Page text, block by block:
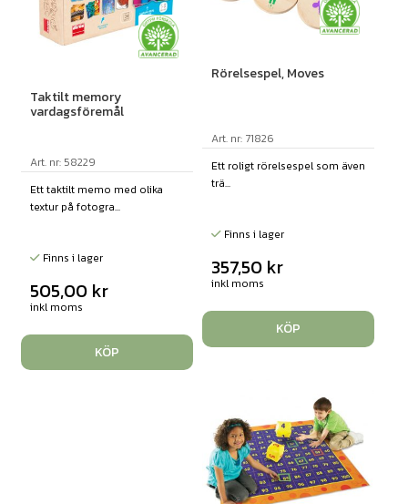
Taktilt memory
vardagsföremål
Art. nr: 58229
Ett taktilt memo med olika
textur på fotogra...
Finns i lager
505,00 kr
inkl moms
KÖP
Rörelsespel, Moves
Art. nr: 71826
Ett roligt rörelsespel som även
trä...
Finns i lager
357,50 kr
inkl moms
KÖP